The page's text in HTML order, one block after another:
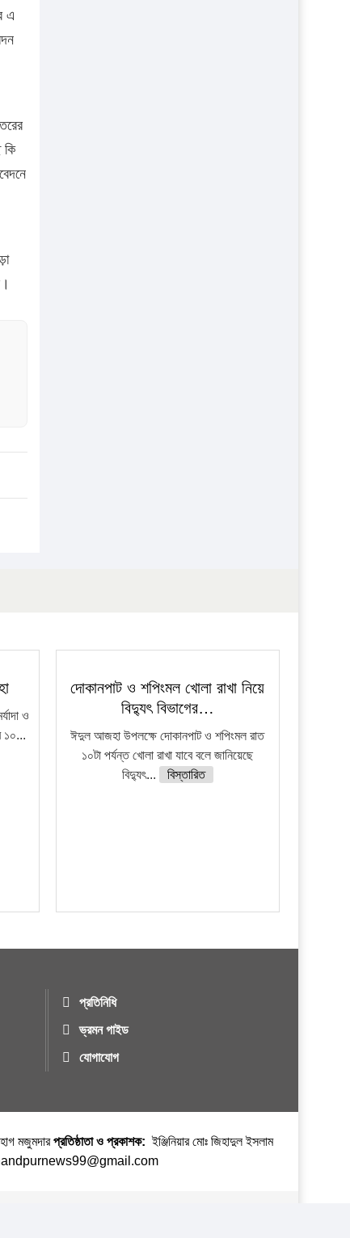
এ
কি
ও
১০...
দোকানপাট ও শপিংমল খোলা রাখা নিয়ে
বিদ্যুৎ বিভাগের…
ঈদুল আজহা উপলক্ষে দোকানপাট ও শপিংমল রাত
১০টা পর্যন্ত খোলা রাখা যাবে বলে জানিয়েছে
বিদ্যুৎ...
বিস্তারিত
প্রতিনিধি
ভ্রমন গাইড
যোগাযোগ
মজুমদারপ্রতিষ্ঠাতা ও প্রকাশক: ইঞ্জিনিয়ার মোঃ জিহাদুল ইসলাম